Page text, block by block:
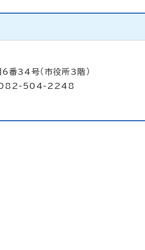
34号（市役所3階）
082-504-2248